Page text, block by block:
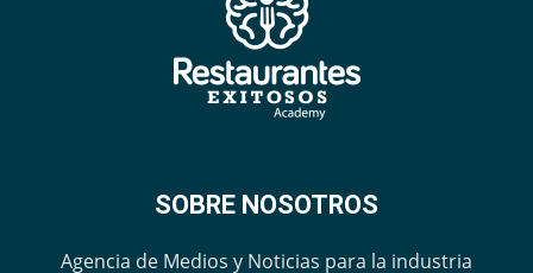
SOBRE NOSOTROS
Agencia de Medios y Noticias para la industria